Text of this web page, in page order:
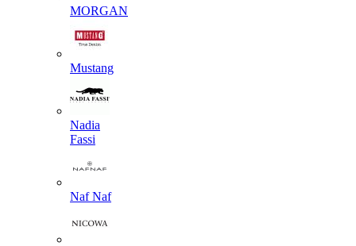
MORGAN
Mustang
Nadia
Fassi
Naf Naf